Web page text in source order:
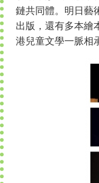
鏈共同體。明日藝
出版，還有多本繪
港兒童文學一脈相